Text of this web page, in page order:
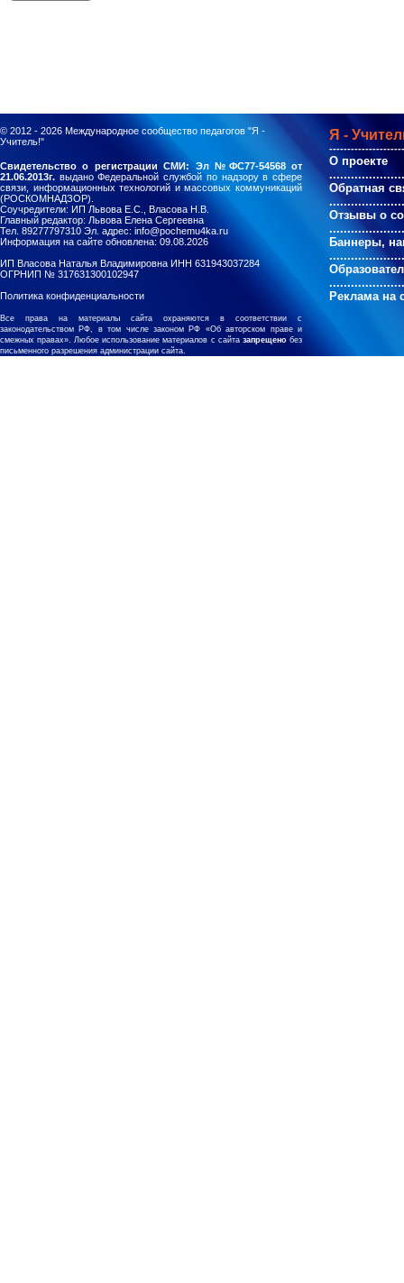
© 2012 - 2026 Международное сообщество педагогов "Я -
Учитель!"
Я -
О проекте
Обратная
Отзывы о
Баннеры,
Реклама на
Свидетельство о регистрации СМИ: Эл №ФС77-54568 от
21.06.2013г. выдано Федеральной службой по надзору в сфере
связи, информационных технологий и массовых коммуникаций
(РОСКОМНАДЗОР).
Соучредители: ИП Львова Е.С., Власова Н.В.
Главный редактор: Львова Елена Сергеевна
Тел. 89277797310 Эл. адрес: info@pochemu4ka.ru
Информация на сайте обновлена: 09.08.2026
ИП Власова Наталья Владимировна ИНН 631943037284
ОГРНИП № 317631300102947
Политика конфиденциальности
Все права на материалы сайта охраняются в соответствии с
законодательством РФ, в том числе законом РФ «Об авторском праве и
смежных правах». Любое использование материалов с сайта запрещенобез
письменного разрешения администрации сайта.